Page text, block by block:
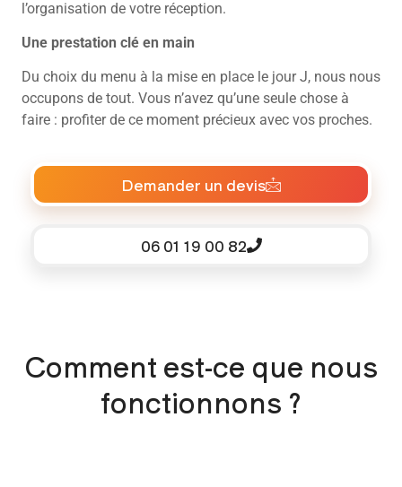
l’organisation de votre réception.
Une prestation clé en main
Du choix du menu à la mise en place le jour J, nous nous
occupons de tout. Vous n’avez qu’une seule chose à
faire : profiter de ce moment précieux avec vos proches.
Demander un devis
06 01 19 00 82
Comment est-ce que nous
fonctionnons ?